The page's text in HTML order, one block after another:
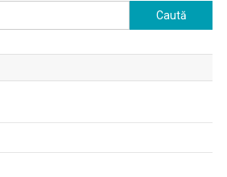
Caută
după: